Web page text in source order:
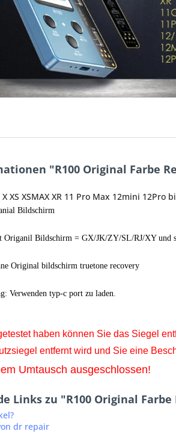
"R100 Original Farbe
XS XSMAX XR 11 Pro Max 12mini
Bildschirm
Origanil Bildschirm = GX/JK/ZY/SL/RJ/XY und
Original bildschirm truetone recovery
Verwenden typ-c port zu laden.
haben können Sie das Siegel
entfernt wird und Sie eine
Umtausch ausgeschlossen!
Links zu "R100 Original
dr repair